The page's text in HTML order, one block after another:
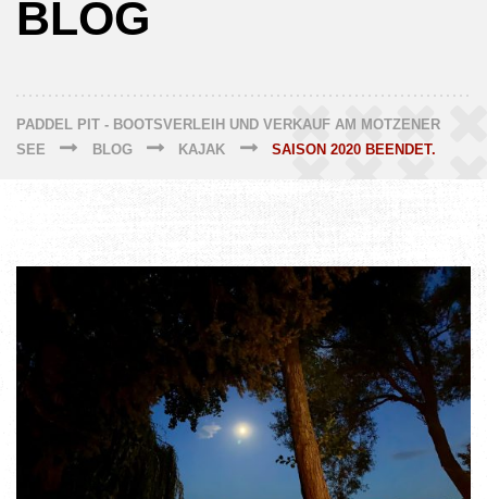
BLOG
PADDEL PIT - BOOTSVERLEIH UND VERKAUF AM MOTZENER
SEE
BLOG KAJAK SAISON 2020 BEENDET.